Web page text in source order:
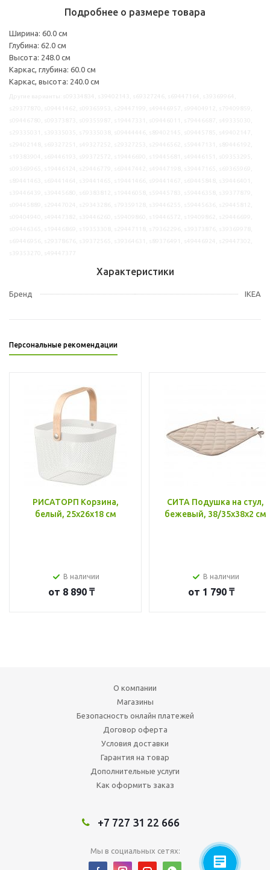
Подробнее о размере товара
Ширина: 60.0 см
Глубина: 62.0 см
Высота: 248.0 см
Каркас, глубина: 60.0 см
Каркас, высота: 240.0 см
Характеристики
Бренд IKEA
Персональные рекомендации
РИСАТОРП Корзина,
белый, 25x26x18 см
В наличии
от 8 890 ₸
СИТА Подушка на стул,
бежевый, 38/35x38x2 см
В наличии
от 1 790 ₸
О компании
Магазины
Безопасность онлайн платежей
Договор оферта
Условия доставки
Гарантия на товар
Дополнительные услуги
Как оформить заказ
+7 727 31 22 666
Мы в социальных сетях: